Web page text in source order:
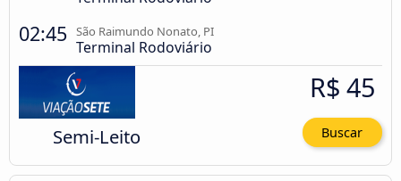
02:45 São Raimundo Nonato, PI
Terminal Rodoviário
Semi-Leito
R$ 45
Buscar